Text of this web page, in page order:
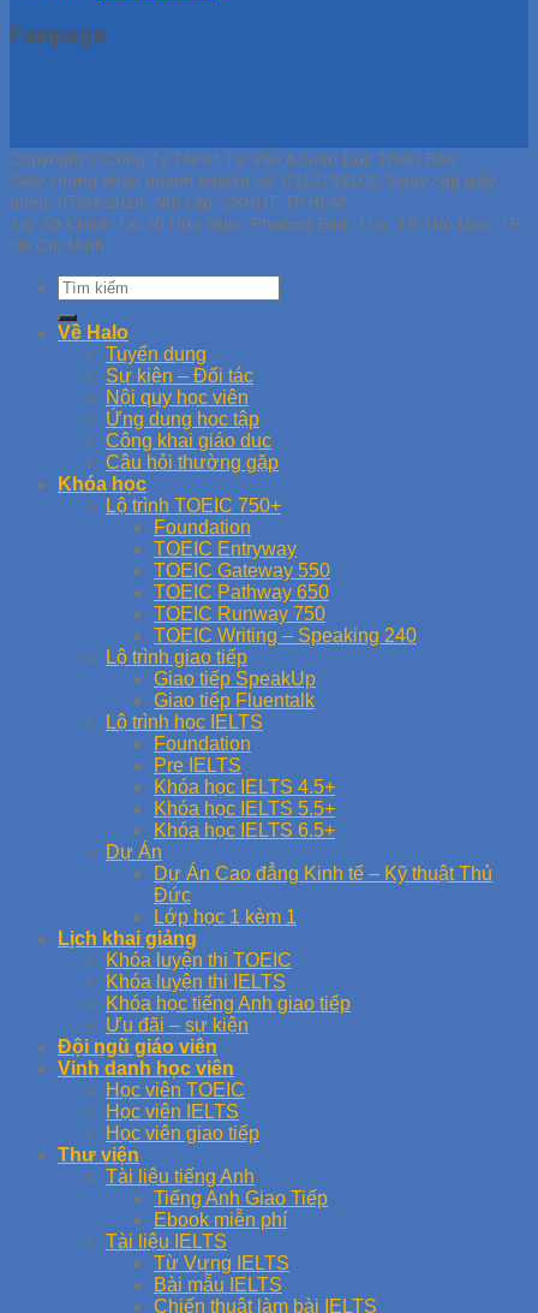
Fanpage
Copyright © Công Ty TNHH Tư Vấn & Giáo Dục Thiên Bảo
Giấy chứng nhận doanh nghiệp số: 0313739102, Ngày cấp giấy
phép: 07/04/2016, Nơi cấp: SKHDT TP.HCM
Trụ Sở Chính Tại 70 Hữu Nghị, Phường Bình Thọ, TP Thủ Đức, TP
Hồ Chí Minh
Về Halo
Tuyển dụng
Sự kiện – Đối tác
Nội quy học viên
Ứng dụng học tập
Công khai giáo dục
Câu hỏi thường gặp
Khóa học
Lộ trình TOEIC 750+
Foundation
TOEIC Entryway
TOEIC Gateway 550
TOEIC Pathway 650
TOEIC Runway 750
TOEIC Writing – Speaking 240
Lộ trình giao tiếp
Giao tiếp SpeakUp
Giao tiếp Fluentalk
Lộ trình học IELTS
Foundation
Pre IELTS
Khóa học IELTS 4.5+
Khóa học IELTS 5.5+
Khóa học IELTS 6.5+
Dự Án
Dự Án Cao đẳng Kinh tế – Kỹ thuật Thủ
Đức
Lớp học 1 kèm 1
Lịch khai giảng
Khóa luyện thi TOEIC
Khóa luyện thi IELTS
Khóa học tiếng Anh giao tiếp
Ưu đãi – sự kiện
Đội ngũ giáo viên
Vinh danh học viên
Học viên TOEIC
Học viên IELTS
Học viên giao tiếp
Thư viện
Tài liệu tiếng Anh
Tiếng Anh Giao Tiếp
Ebook miễn phí
Tài liệu IELTS
Từ Vựng IELTS
Bài mẫu IELTS
Chiến thuật làm bài IELTS